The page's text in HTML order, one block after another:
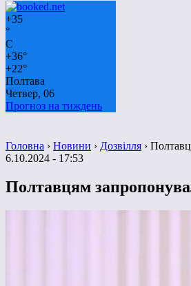
+35
°
C
+36°
+22°
Полтава
Четвер, 06
Прогноз на тиждень
Головна › Новини › Дозвілля ›
6.10.2024 - 17:53
Полтавцям